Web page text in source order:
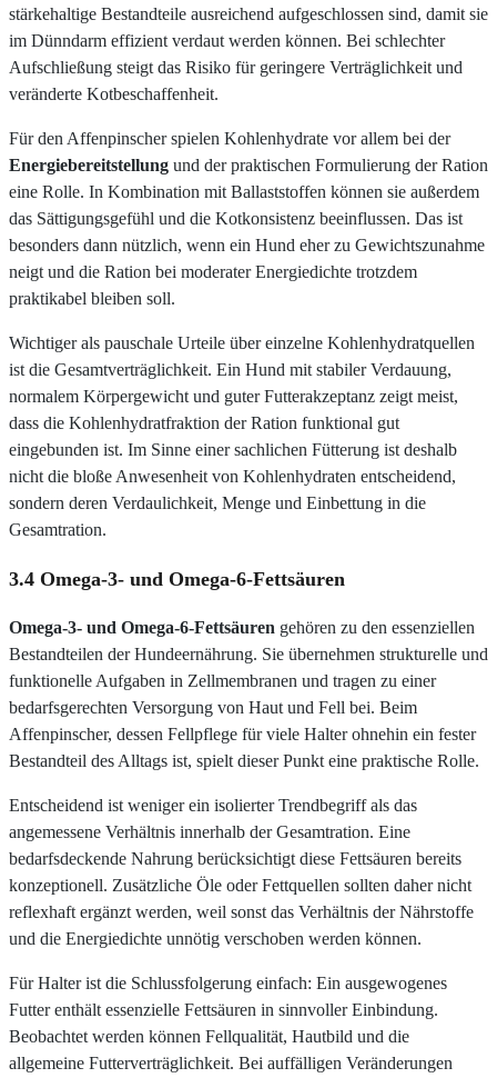
stärkehaltige Bestandteile ausreichend aufgeschlossen sind, damit sie
im Dünndarm effizient verdaut werden können. Bei schlechter
Aufschließung steigt das Risiko für geringere Verträglichkeit und
veränderte Kotbeschaffenheit.
Für den Affenpinscher spielen Kohlenhydrate vor allem bei der
Energiebereitstellung und der praktischen Formulierung der Ration
eine Rolle. In Kombination mit Ballaststoffen können sie außerdem
das Sättigungsgefühl und die Kotkonsistenz beeinflussen. Das ist
besonders dann nützlich, wenn ein Hund eher zu Gewichtszunahme
neigt und die Ration bei moderater Energiedichte trotzdem
praktikabel bleiben soll.
Wichtiger als pauschale Urteile über einzelne Kohlenhydratquellen
ist die Gesamtverträglichkeit. Ein Hund mit stabiler Verdauung,
normalem Körpergewicht und guter Futterakzeptanz zeigt meist,
dass die Kohlenhydratfraktion der Ration funktional gut
eingebunden ist. Im Sinne einer sachlichen Fütterung ist deshalb
nicht die bloße Anwesenheit von Kohlenhydraten entscheidend,
sondern deren Verdaulichkeit, Menge und Einbettung in die
Gesamtration.
3.4 Omega-3- und Omega-6-Fettsäuren
Omega-3- und Omega-6-Fettsäuren gehören zu den essenziellen
Bestandteilen der Hundeernährung. Sie übernehmen strukturelle und
funktionelle Aufgaben in Zellmembranen und tragen zu einer
bedarfsgerechten Versorgung von Haut und Fell bei. Beim
Affenpinscher, dessen Fellpflege für viele Halter ohnehin ein fester
Bestandteil des Alltags ist, spielt dieser Punkt eine praktische Rolle.
Entscheidend ist weniger ein isolierter Trendbegriff als das
angemessene Verhältnis innerhalb der Gesamtration. Eine
bedarfsdeckende Nahrung berücksichtigt diese Fettsäuren bereits
konzeptionell. Zusätzliche Öle oder Fettquellen sollten daher nicht
reflexhaft ergänzt werden, weil sonst das Verhältnis der Nährstoffe
und die Energiedichte unnötig verschoben werden können.
Für Halter ist die Schlussfolgerung einfach: Ein ausgewogenes
Futter enthält essenzielle Fettsäuren in sinnvoller Einbindung.
Beobachtet werden können Fellqualität, Hautbild und die
allgemeine Futterverträglichkeit. Bei auffälligen Veränderungen